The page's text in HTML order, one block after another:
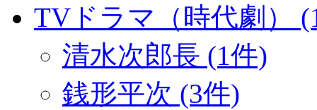
TVドラマ（時代劇）
清水次郎長 (1件)
銭形平次 (3件)